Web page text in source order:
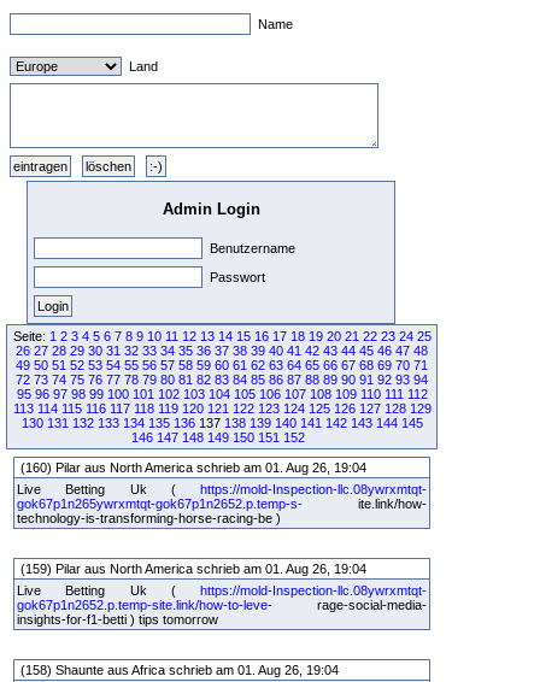
Name
Land
Admin Login
Benutzername
Passwort
Seite: 1 2 3 4 5 6 7 8 9 10 11 12 13 14 15 16 17 18 19 20 21 22 23 24 25
26 27 28 29 30 31 32 33 34 35 36 37 38 39 40 41 42 43 44 45 46 47 48
49 50 51 52 53 54 55 56 57 58 59 60 61 62 63 64 65 66 67 68 69 70 71
72 73 74 75 76 77 78 79 80 81 82 83 84 85 86 87 88 89 90 91 92 93 94
95 96 97 98 99 100 101 102 103 104 105 106 107 108 109 110 111 112
113 114 115 116 117 118 119 120 121 122 123 124 125 126 127 128 129
130 131 132 133 134 135 136137 138 139 140 141 142 143 144 145
146 147 148 149 150 151 152
(160) Pilar aus North America schrieb am 01. Aug 26, 19:04
Live Betting Uk ( https://mold-Inspection-llc.08ywrxmtqt-
gok67p1n265ywrxmtqt-gok67p1n2652.p.temp-s- ite.link/how-
technology-is-transforming-horse-racing-be )
(159) Pilar aus North America schrieb am 01. Aug 26, 19:04
Live Betting Uk ( https://mold-Inspection-llc.08ywrxmtqt-
gok67p1n2652.p.temp-site.link/how-to-leve- rage-social-media-
insights-for-f1-betti ) tips tomorrow
(158) Shaunte aus Africa schrieb am 01. Aug 26, 19:04